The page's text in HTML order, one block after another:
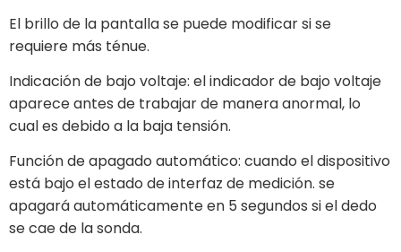
El brillo de la pantalla se puede modificar si se
requiere más ténue.
Indicación de bajo voltaje: el indicador de bajo voltaje
aparece antes de trabajar de manera anormal, lo
cual es debido a la baja tensión.
Función de apagado automático: cuando el dispositivo
está bajo el estado de interfaz de medición. se
apagará automáticamente en 5 segundos si el dedo
se cae de la sonda.